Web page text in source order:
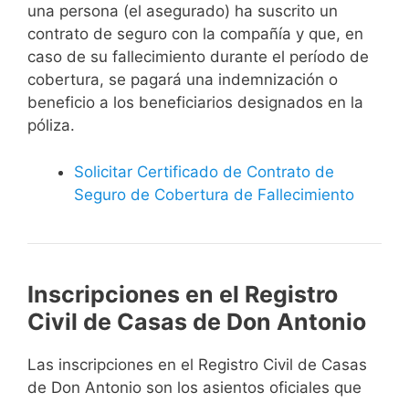
una persona (el asegurado) ha suscrito un
contrato de seguro con la compañía y que, en
caso de su fallecimiento durante el período de
cobertura, se pagará una indemnización o
beneficio a los beneficiarios designados en la
póliza.
Solicitar Certificado de Contrato de
Seguro de Cobertura de Fallecimiento
Inscripciones en el Registro
Civil de Casas de Don Antonio
Las inscripciones en el Registro Civil de Casas
de Don Antonio son los asientos oficiales que